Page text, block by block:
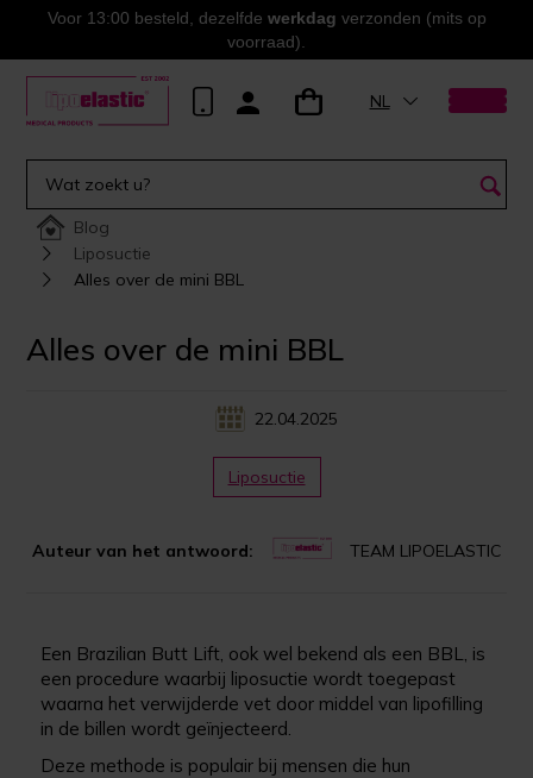
Voor 13:00 besteld, dezelfde werkdag verzonden (mits op
voorraad).
NL
Blog
Liposuctie
Alles over de mini BBL
Alles over de mini BBL
22.04.2025
Auteur van het antwoord: TEAM LIPOELASTIC
Liposuctie
Een Brazilian Butt Lift, ook wel bekend als een BBL, is
een procedure waarbij liposuctie wordt toegepast
waarna het verwijderde vet door middel van lipofilling
in de billen wordt geïnjecteerd.
Deze methode is populair bij mensen die hun